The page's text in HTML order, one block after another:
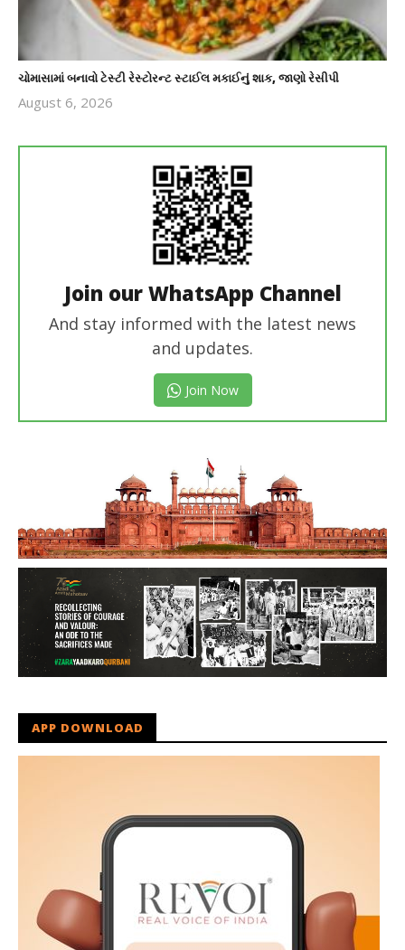
ચોમાસામાં બનાવો ટેસ્ટી રેસ્ટોરન્ટ સ્ટાઈલ મકાઈનું શાક, જાણો રેસીપી
August 6, 2026
Join our WhatsApp Channel
And stay informed with the latest news
and updates.
Join Now
APP DOWNLOAD